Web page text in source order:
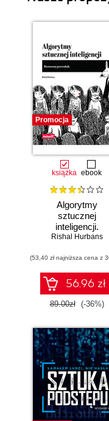
Promocja
książka ebook
Algorytmy
sztucznej
inteligencji.
Ilustrowany
Rishal Hurbans
(53,40 zł najniższa cena z
56.96 zł
89.00zł (-36%)